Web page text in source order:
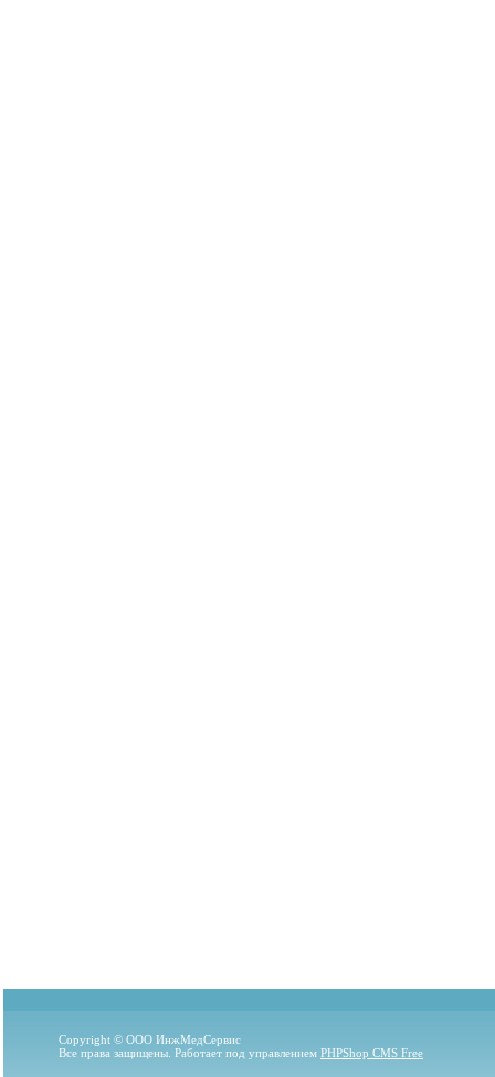
Copyright © ООО ИнжМедСервис
Все права защищены. Работает под управлением PHPShop CMS Free